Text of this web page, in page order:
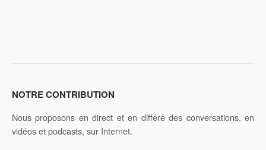
NOTRE CONTRIBUTION
Nous proposons en direct et en différé des conversations, en
vidéos et podcasts, sur Internet.